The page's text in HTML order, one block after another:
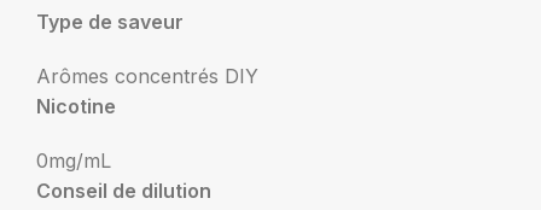
Type de saveur
Arômes concentrés DIY
Nicotine
0mg/mL
Conseil de dilution